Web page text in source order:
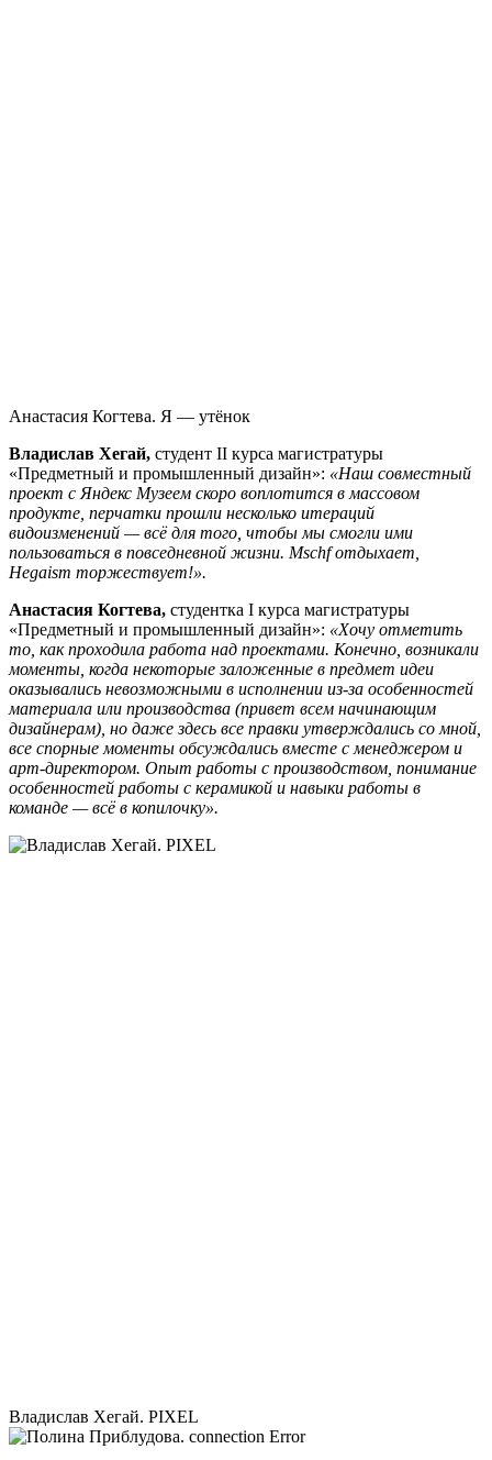
Анастасия Когтева. Я — утёнок
Владислав Хегай, студент II курса магистратуры
«Предметный и промышленный дизайн»: «Наш совместный
проект с Яндекс Музеем скоро воплотится в массовом
продукте, перчатки прошли несколько итераций
видоизменений — всё для того, чтобы мы смогли ими
пользоваться в повседневной жизни. Mschf отдыхает,
Hegaism торжествует!».
Анастасия Когтева, студентка I курса магистратуры
«Предметный и промышленный дизайн»: «Хочу отметить
то, как проходила работа над проектами. Конечно, возникали
моменты, когда некоторые заложенные в предмет идеи
оказывались невозможными в исполнении из-за особенностей
материала или производства (привет всем начинающим
дизайнерам), но даже здесь все правки утверждались со мной,
все спорные моменты обсуждались вместе с менеджером и
арт-директором. Опыт работы с производством, понимание
особенностей работы с керамикой и навыки работы в
команде — всё в копилочку».
Владислав Хегай. PIXEL